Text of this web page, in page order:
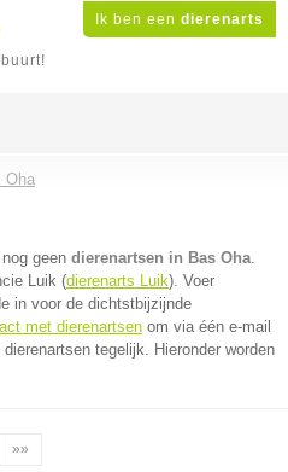
Ik ben een dierenarts
Oha
geen dierenartsen in Bas Oha.
Luik (dierenarts Luik). Voer
in voor de dichtstbijzijnde
met dierenartsen om via één e-mail
tegelijk. Hieronder worden
»»